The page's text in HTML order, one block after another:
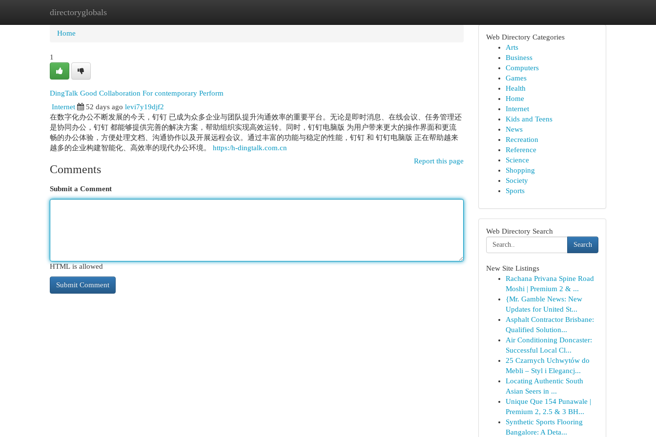
directoryglobals
Home New Site Listings
Home
1
DingTalk Good Collaboration For contemporary Perform
Internet
52 days ago levi7y19djf2
在数字化办公不断发展的今天，钉钉 已成为众多企业与团队提升沟通效率的重要平台。无论是即时消息、在线会议、任务管理还
是协同办公，钉钉 都能够提供完善的解决方案，帮助组织实现高效运转。同时，钉钉电脑版 为用户带来更大的操作界面和更流
畅的办公体验，方便处理文档、沟通协作以及开展远程会议。通过丰富的功能与稳定的性能，钉钉 和 钉钉电脑版 正在帮助越来
越多的企业构建智能化、高效率的现代办公环境。 https:/h-dingtalk.com.cn
Report this page
Comments
Submit a Comment
HTML is allowed
Web Directory Categories
Arts
Business
Computers
Games
Health
Home
Internet
Kids and Teens
News
Recreation
Reference
Science
Shopping
Society
Sports
Web Directory Search
Search
New Site Listings
Rachana Privana Spine Road
Moshi | Premium 2 & ...
{Mr. Gamble News: New
Updates for United St...
Asphalt Contractor Brisbane:
Qualified Solution...
Air Conditioning Doncaster:
Successful Local Cl...
25 Czarnych Uchwytów do
Mebli – Styl i Elegancj...
Locating Authentic South
Asian Seers in ...
Unique Que 154 Punawale |
Premium 2, 2.5 & 3 BH...
Synthetic Sports Flooring
Bangalore: A Deta...